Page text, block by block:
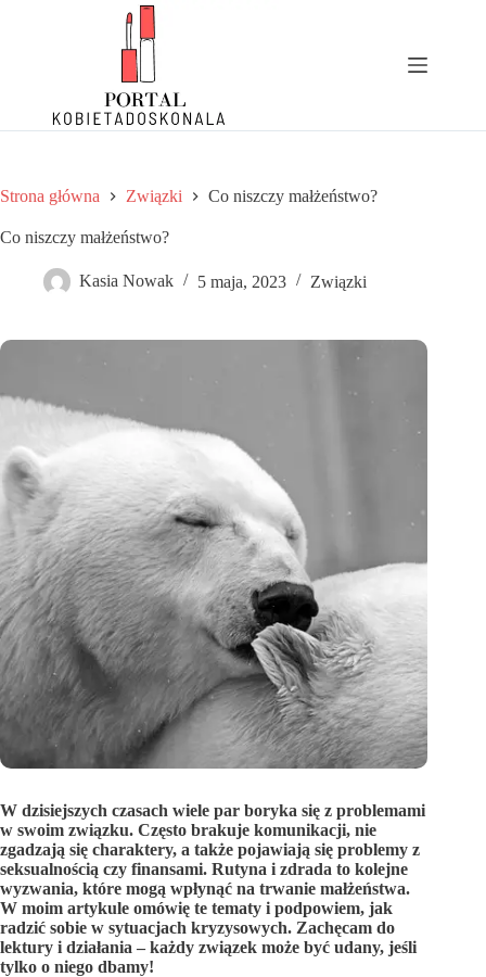
Strona główna Związki Co niszczy małżeństwo?
Co niszczy małżeństwo?
Kasia Nowak 5 maja, 2023 Związki
W dzisiejszych czasach wiele par boryka się z problemami
w swoim związku. Często brakuje komunikacji, nie
zgadzają się charaktery, a także pojawiają się problemy z
seksualnością czy finansami. Rutyna i zdrada to kolejne
wyzwania, które mogą wpłynąć na trwanie małżeństwa.
W moim artykule omówię te tematy i podpowiem, jak
radzić sobie w sytuacjach kryzysowych. Zachęcam do
lektury i działania – każdy związek może być udany, jeśli
tylko o niego dbamy!